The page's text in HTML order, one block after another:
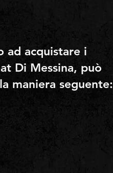
ad acquistare i
Di Messina, può
maniera seguente: